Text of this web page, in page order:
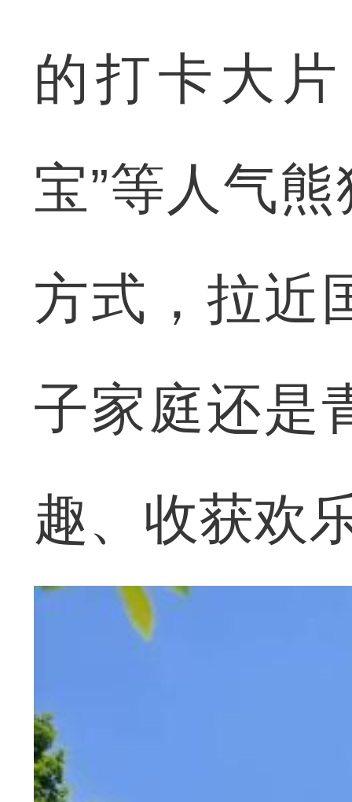
的打卡大片
宝”等人气
方式，拉近
子家庭还是
趣、收获欢